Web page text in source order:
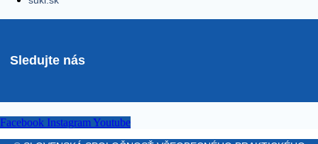
Sledujte nás
Facebook Instagram Youtube